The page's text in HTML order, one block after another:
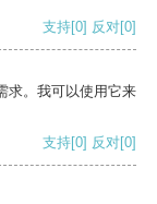
支持[0] 反对[0]
求。我可以使用它来
支持[0] 反对[0]